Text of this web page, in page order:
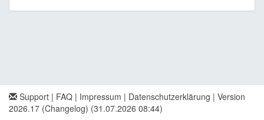
Support | FAQ | Impressum | Datenschutzerklärung | Version
2026.17 (Changelog) (31.07.2026 08:44)